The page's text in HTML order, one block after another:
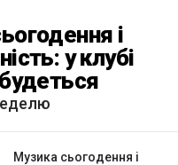
і
у клубі
Музика сьогодення і